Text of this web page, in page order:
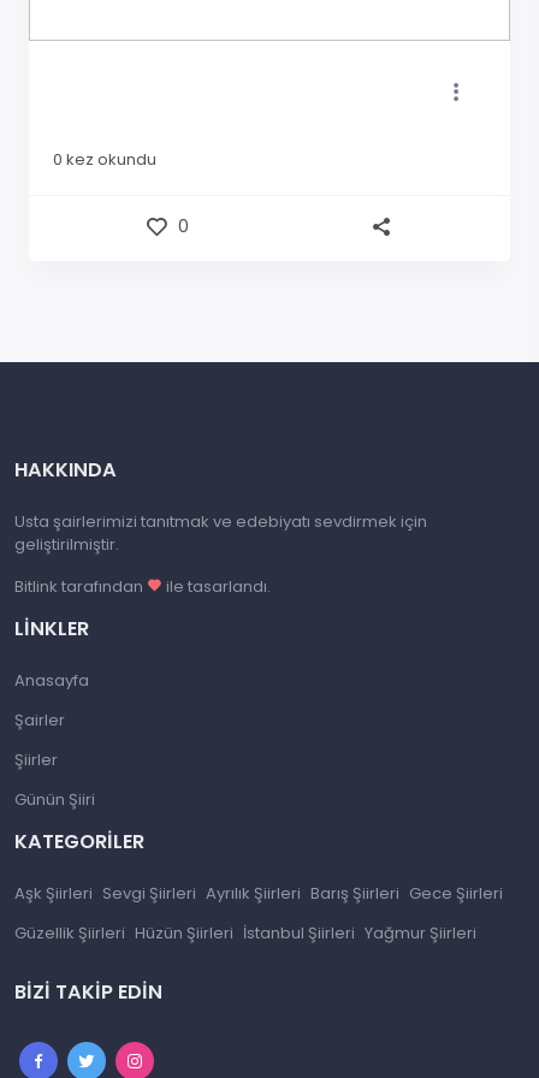
0 kez okundu
0
HAKKINDA
Usta şairlerimizi tanıtmak ve edebiyatı sevdirmek için
geliştirilmiştir.
Bitlink tarafından
ile tasarlandı.
LINKLER
Anasayfa
Şairler
Şiirler
Günün Şiiri
KATEGORILER
Aşk Şiirleri Sevgi Şiirleri Ayrılık Şiirleri Barış Şiirleri Gece Şiirleri
Güzellik Şiirleri Hüzün Şiirleri İstanbul Şiirleri Yağmur Şiirleri
BIZI TAKIP EDIN